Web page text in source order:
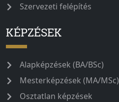
Szervezeti felépítés
KÉPZÉSEK
Alapképzések (BA/BSc)
Mesterképzések (MA/MSc)
Osztatlan képzések